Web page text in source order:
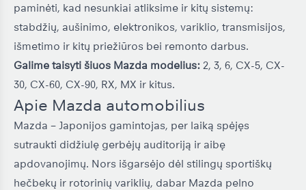
paminėti, kad nesunkiai atliksime ir kitų sistemų:
stabdžių, aušinimo, elektronikos, variklio, transmisijos,
išmetimo ir kitų priežiūros bei remonto darbus.
Galime taisyti šiuos Mazda modelius: 2, 3, 6, CX-5, CX-
30, CX-60, CX-90, RX, MX ir kitus.
Apie Mazda automobilius
Mazda – Japonijos gamintojas, per laiką spėjęs
sutraukti didžiulę gerbėjų auditoriją ir aibę
apdovanojimų. Nors išgarsėjo dėl stilingų sportiškų
hečbekų ir rotorinių variklių, dabar Mazda pelno